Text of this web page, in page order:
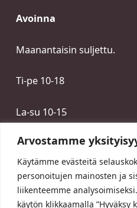
Arvostamme
Käytämme evästeitä
personoitujen mainosten ja
liikenteemme
käytön klikkaamalla ”Hyväksy
Avoinna
Maanantaisin suljettu.
Ti-pe 10-18
La-su 10-15